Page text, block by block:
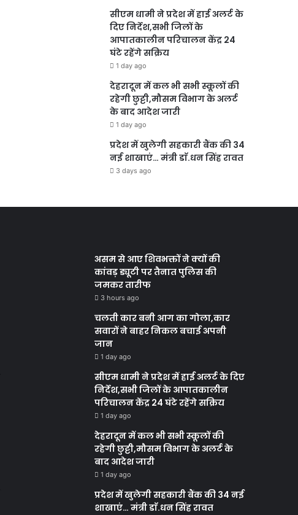
सीएम धामी ने प्रदेश में हाई अलर्ट के
दिए निर्देश,सभी जिलों के
आपातकालीन परिचालन केंद्र 24
घंटे रहेंगे सक्रिय
1 day ago
देहरादून में कल भी सभी स्कूलों की
रहेगी छुट्टी,मौसम विभाग के अलर्ट
के बाद आदेश जारी
1 day ago
प्रदेश में खुलेगी सहकारी बैंक की 34
नई शाखाएं… मंत्री डाॅ.धन सिंह रावत
3 days ago
असम से आए शिवभक्तों ने क्यों की
कांवड़ ड्यूटी पर तैनात पुलिस की
जमकर तारीफ
3 hours ago
चलती कार बनी आग का गोला,कार
सवारों ने बाहर निकल बचाई अपनी
जान
1 day ago
सीएम धामी ने प्रदेश में हाई अलर्ट के दिए
निर्देश,सभी जिलों के आपातकालीन
परिचालन केंद्र 24 घंटे रहेंगे सक्रिय
1 day ago
देहरादून में कल भी सभी स्कूलों की
रहेगी छुट्टी,मौसम विभाग के अलर्ट के
बाद आदेश जारी
1 day ago
प्रदेश में खुलेगी सहकारी बैंक की 34 नई
शाखाएं… मंत्री डाॅ.धन सिंह रावत